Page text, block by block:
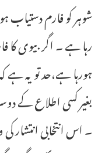
شوہر کو فارم دستیاب
رہا ہے ۔ اگر بیوی کا
ہورہا ہے،حد تو یہ
بغیر کسی اطلاع کے
۔ اس انتخابی